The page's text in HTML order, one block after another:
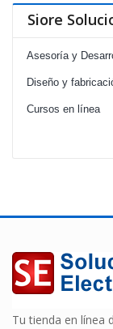
Siore
Asesoría y
Diseño y
Cursos en línea
Tu tienda en línea